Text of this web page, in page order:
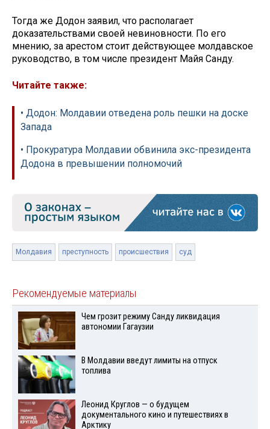
Тогда же Додон заявил, что располагает
доказательствами своей невиновности. По его
мнению, за арестом стоит действующее молдавское
руководство, в том числе президент Майя Санду.
Читайте также:
• Додон: Молдавии отведена роль пешки на доске
Запада
• Прокуратура Молдавии обвинила экс-президента
Додона в превышении полномочий
Молдавия преступность происшествия суд
Рекомендуемые материалы
Чем грозит режиму Санду ликвидация
автономии Гагаузии
В Молдавии введут лимиты на отпуск
топлива
Леонид Круглов — о будущем
документального кино и путешествиях в
Арктику